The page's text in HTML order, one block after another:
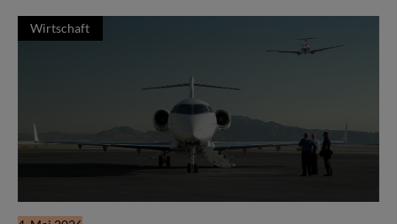
Wirtschaft